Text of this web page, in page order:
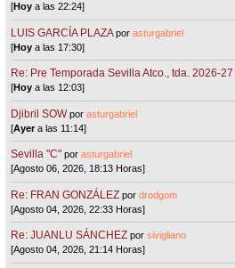
[Hoy a las 22:24]
LUIS GARCÍA PLAZA porasturgabriel
[Hoy a las 17:30]
Re: Pre Temporada Sevilla Atco., tda. 2026-27
[Hoy a las 12:03]
Djibril SOW porasturgabriel
[Ayera las 11:14]
Sevilla "C"porasturgabriel
[Agosto 06, 2026, 18:13 Horas]
Re: FRAN GONZÁLEZ pordrodgom
[Agosto 04, 2026, 22:33 Horas]
Re: JUANLU SÁNCHEZ porsivigliano
[Agosto 04, 2026, 21:14 Horas]